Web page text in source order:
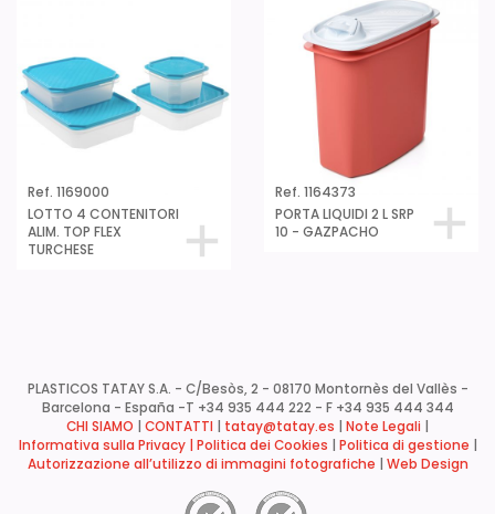
Ref. 1169000
LOTTO 4 CONTENITORI
ALIM. TOP FLEX
TURCHESE
Ref. 1164373
PORTA LIQUIDI 2 L SRP
10 - GAZPACHO
PLASTICOS TATAY S.A. - C/Besòs, 2 - 08170 Montornès del Vallès -
Barcelona - España -T +34 935 444 222 - F +34 935 444 344
CHI SIAMO
CONTATTI tatay@tatay.es Note Legali
Informativa sulla Privacy | Politica dei Cookies Politica di gestione
Autorizzazione all’utilizzo di immagini fotografiche
Web Design